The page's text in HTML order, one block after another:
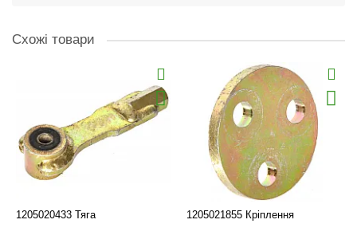
Схожі товари
1205020433 Тяга 1205021855 Кріплення